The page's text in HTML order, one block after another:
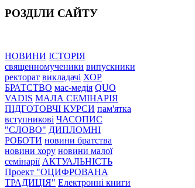
РОЗДІЛИ САЙТУ
НОВИНИ ІСТОРІЯ
священномученики випускники
ректорат викладачі ХОР
БРАТСТВО мас-медія QUO
VADIS МАЛА СЕМІНАРІЯ
ПІДГОТОВЧІ КУРСИ пам'ятка
вступникові ЧАСОПИС
"СЛОВО" ДИПЛОМНІ
РОБОТИ новини братства
новини хору новини малої
семінарії АКТУАЛЬНІСТЬ
Проект "ОЦИФРОВАНА
ТРАДИЦІЯ" Електронні книги